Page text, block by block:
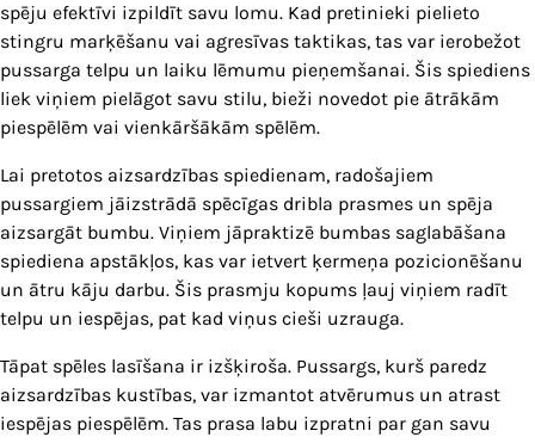
spēju efektīvi izpildīt savu lomu. Kad pretinieki pielieto
stingru marķēšanu vai agresīvas taktikas, tas var ierobežot
pussarga telpu un laiku lēmumu pieņemšanai. Šis spiediens
liek viņiem pielāgot savu stilu, bieži novedot pie ātrākām
piespēlēm vai vienkāršākām spēlēm.
Lai pretotos aizsardzības spiedienam, radošajiem
pussargiem jāizstrādā spēcīgas dribla prasmes un spēja
aizsargāt bumbu. Viņiem jāpraktizē bumbas saglabāšana
spiediena apstākļos, kas var ietvert ķermeņa pozicionēšanu
un ātru kāju darbu. Šis prasmju kopums ļauj viņiem radīt
telpu un iespējas, pat kad viņus cieši uzrauga.
Tāpat spēles lasīšana ir izšķiroša. Pussargs, kurš paredz
aizsardzības kustības, var izmantot atvērumus un atrast
iespējas piespēlēm. Tas prasa labu izpratni par gan savu